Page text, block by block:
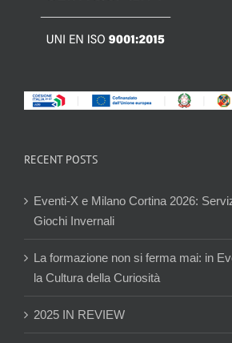
RECENT POSTS
Eventi-X e Milano Cortina 2026:
Giochi Invernali
La formazione non si ferma mai: in
la Cultura della Curiosità
2025 IN REVIEW